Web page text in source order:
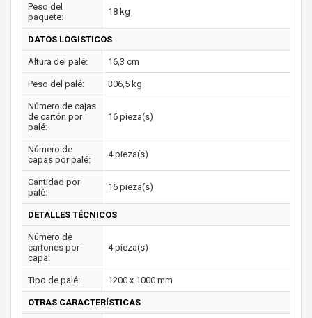
Peso del
paquete:
18 kg
DATOS LOGÍSTICOS
Altura del palé: 16,3 cm
Peso del palé: 306,5 kg
Número de cajas
de cartón por
palé:
16 pieza(s)
Número de
capas por palé:
4 pieza(s)
Cantidad por
palé:
16 pieza(s)
DETALLES TÉCNICOS
Número de
cartones por
capa:
4 pieza(s)
Tipo de palé: 1200 x 1000 mm
OTRAS CARACTERÍSTICAS